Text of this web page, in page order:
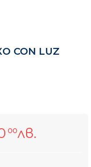
CON LUZ
00лв.